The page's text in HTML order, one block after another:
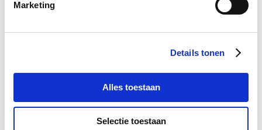
Marketing
Details tonen
Alles toestaan
Selectie toestaan